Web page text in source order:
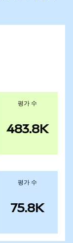
평가 수
483.8K
평가 수
75.8K